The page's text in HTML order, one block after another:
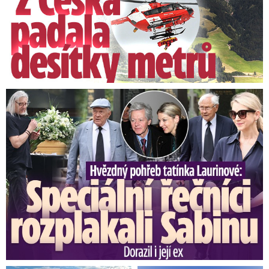
Podle Českého hydrometeorologického ústavu
se i dnes místy vyskytnou sněhové přeháňky
nebo občasné sněžení, na horách četnější.
Podobné to má být i v úterý, kdy může
napadnout na horách až 20 centimetrů sněhu.
„Od vyšších poloh očekáváme místy tvorbu
sněhových jazyků,“ uvedli meteorologové.
Sněhová kaše na Vsetínsku
Na silnicích ve vyšších polohách Vsetínska leží
místy sněhová kaše. Při poklesuteplot je tam
riziko, že se udělá náledí.Řidiči by proto měli při
Speciální řečníci nad rakví Laurina: Rozbrečeli i dceru